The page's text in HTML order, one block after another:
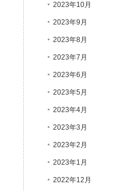
2023年10月
2023年9月
2023年8月
2023年7月
2023年6月
2023年5月
2023年4月
2023年3月
2023年2月
2023年1月
2022年12月